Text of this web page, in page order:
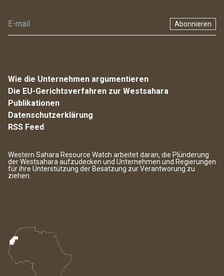
Abonnieren
Wie die Unternehmen argumentieren
Die EU-Gerichtsverfahren zur Westsahara
Publikationen
Datenschutzerklärung
RSS Feed
Western Sahara Resource Watch arbeitet daran, die Plünderung
der Westsahara aufzudecken und Unternehmen und Regierungen
für ihre Unterstützung der Besatzung zur Verantworung zu
ziehen.